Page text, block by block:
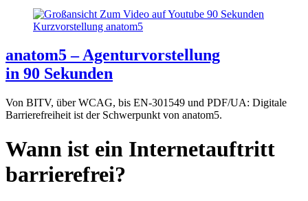
anatom5 – Agenturvorstellung
in 90 Sekunden
Von BITV, über WCAG, bis EN-301549 und PDF/UA: Digitale
Barrierefreiheit ist der Schwerpunkt von anatom5.
Wann ist ein Internetauftritt
barrierefrei?